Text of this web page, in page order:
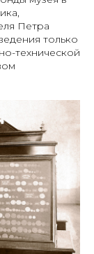
Петра
только
технической